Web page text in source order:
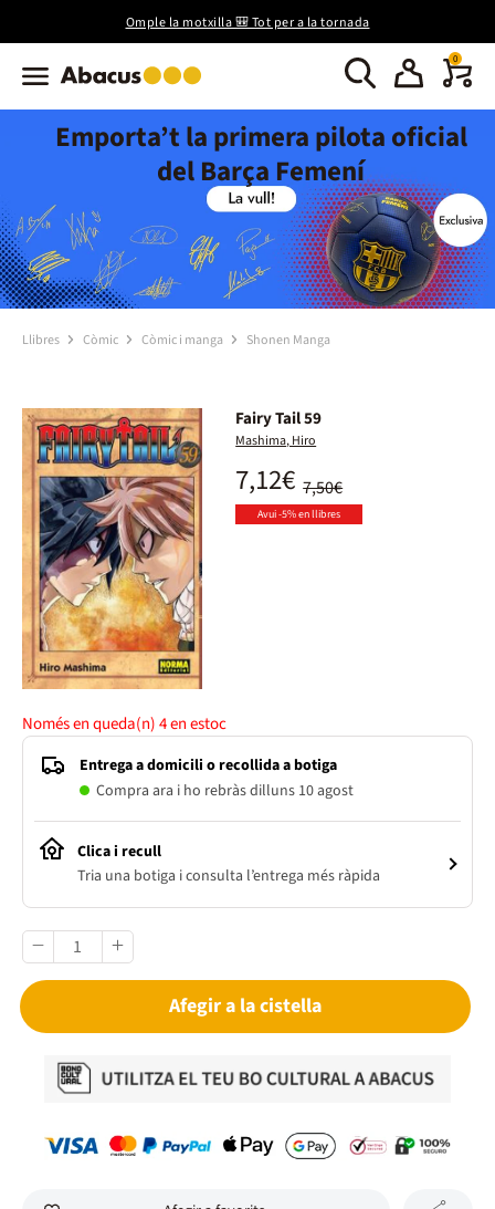
Omple la motxilla 🎒 Tot per a la tornada
0
Emporta’t la primera pilota oficial
del Barça Femení
Llibres Còmic Còmic i manga Shonen Manga
Fairy Tail 59
Mashima, Hiro
7,50€
7,12€
Avui -5% en llibres
Només en queda(n)4en estoc
Entrega a domicili o recollida a botiga
Compra ara i ho rebràs dilluns 10 agost
Clica i recull
Tria una botiga i consulta l’entrega més ràpida
Afegir a la cistella